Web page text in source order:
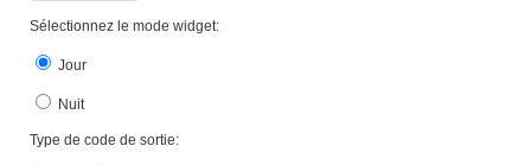
Sélectionnez le mode widget:
Jour
Nuit
Type de code de sortie: